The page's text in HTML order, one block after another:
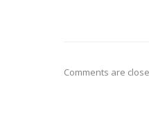
Comments are